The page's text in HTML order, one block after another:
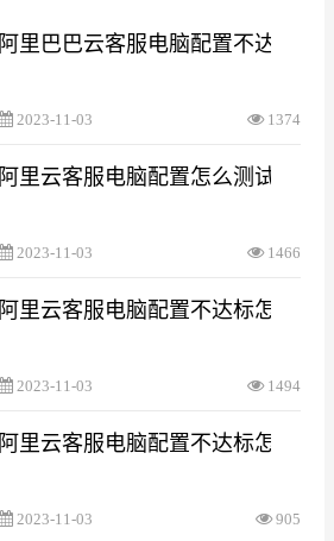
阿里巴巴云客服电脑配置不达标
2023-11-03 1374
阿里云客服电脑配置怎么测试
2023-11-03 1466
阿里云客服电脑配置不达标怎么处
2023-11-03 1494
阿里云客服电脑配置不达标怎么处
2023-11-03 905